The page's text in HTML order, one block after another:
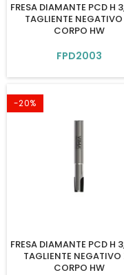
FRESA DIAMANTE PCD H
TAGLIENTE NEGATIVO
CORPO HW
FPD2003
-20%
FRESA DIAMANTE PCD H
TAGLIENTE NEGATIVO
CORPO HW